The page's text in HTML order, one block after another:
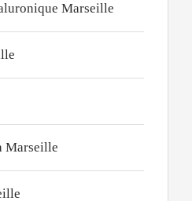
Marseille
Marseille